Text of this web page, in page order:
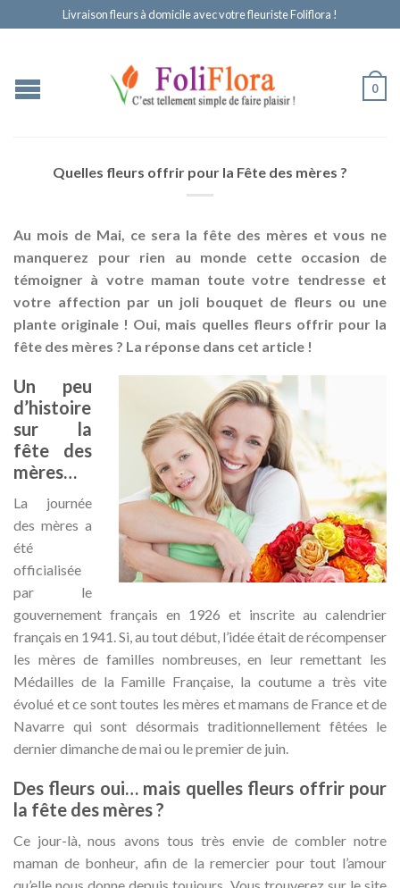
Livraison fleurs à domicile avec votre fleuriste Foliflora !
0
Quelles fleurs offrir pour la Fête des mères ?
Au mois de Mai, ce sera la fête des mères et vous ne
manquerez pour rien au monde cette occasion de
témoigner à votre maman toute votre tendresse et
votre affection par un joli bouquet de fleurs ou une
plante originale ! Oui, mais quelles fleurs offrir pour la
fête des mères ? La réponse dans cet article !
Un peu
d’histoire
sur la
fête des
mères…
La journée
des mères a
été
officialisée
par le
gouvernement français en 1926 et inscrite au calendrier
français en 1941. Si, au tout début, l’idée était de récompenser
les mères de familles nombreuses, en leur remettant les
Médailles de la Famille Française, la coutume a très vite
évolué et ce sont toutes les mères et mamans de France et de
Navarre qui sont désormais traditionnellement fêtées le
dernier dimanche de mai ou le premier de juin.
Des fleurs oui… mais quelles fleurs offrir pour
la fête des mères ?
Ce jour-là, nous avons tous très envie de combler notre
maman de bonheur, afin de la remercier pour tout l’amour